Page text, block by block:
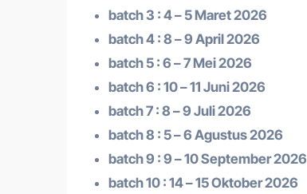
batch 3 : 4 – 5 Maret 2026
batch 4 : 8 – 9 April 2026
batch 5 : 6 – 7 Mei 2026
batch 6 : 10 – 11 Juni 2026
batch 7 : 8 – 9 Juli 2026
batch 8 : 5 – 6 Agustus 2026
batch 9 : 9 – 10 September 2026
batch 10 : 14 – 15 Oktober 2026